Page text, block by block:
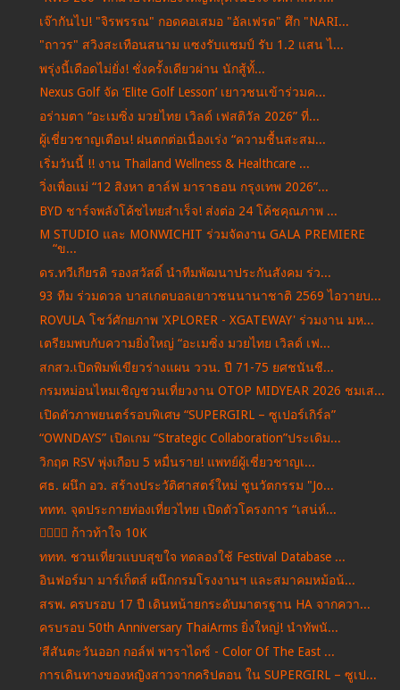
เจ๊ากันไป! "จิรพรรณ" กอดคอเสมอ "อัลเฟรด" ศึก "NARI...
"ถาวร" สวิงสะเทือนสนาม แซงรับแชมป์ รับ 1.2 แสน ไ...
พรุ่งนี้เดือดไม่ยั่ง! ชั่งครั้งเดียวผ่าน นักสู้ทั้...
Nexus Golf จัด ‘Elite Golf Lesson’ เยาวชนเข้าร่วมค...
อร่ามตา “อะเมซิ่ง มวยไทย เวิลด์ เฟสติวัล 2026” ที่...
ผู้เชี่ยวชาญเตือน! ฝนตกต่อเนื่องเร่ง “ความชื้นสะสม...
เริ่มวันนี้ !! งาน Thailand Wellness & Healthcare ...
วิ่งเพื่อแม่ “12 สิงหา ฮาล์ฟ มาราธอน กรุงเทพ 2026”...
BYD ชาร์จพลังโค้ชไทยสำเร็จ! ส่งต่อ 24 โค้ชคุณภาพ ...
M STUDIO และ MONWICHIT ร่วมจัดงาน GALA PREMIERE
“ข...
ดร.ทวีเกียรติ รองสวัสดิ์ นำทีมพัฒนาประกันสังคม ร่ว...
93 ทีม ร่วมดวล บาสเกตบอลเยาวชนนานาชาติ 2569 ไอวายบ...
ROVULA โชว์ศักยภาพ 'XPLORER - XGATEWAY' ร่วมงาน มห...
เตรียมพบกับความยิ่งใหญ่ “อะเมซิ่ง มวยไทย เวิลด์ เฟ...
สกสว.เปิดพิมพ์เขียวร่างแผน ววน. ปี 71-75 ยศชนันชี...
กรมหม่อนไหมเชิญชวนเที่ยวงาน OTOP MIDYEAR 2026 ชมเส...
เปิดตัวภาพยนตร์รอบพิเศษ “SUPERGIRL – ซูเปอร์เกิร์ล”
“OWNDAYS” เปิดเกม “Strategic Collaboration”ประเดิม...
วิกฤต RSV พุ่งเกือบ 5 หมื่นราย! แพทย์ผู้เชี่ยวชาญเ...
ศธ. ผนึก อว. สร้างประวัติศาสตร์ใหม่ ชูนวัตกรรม "Jo...
ททท. จุดประกายท่องเที่ยวไทย เปิดตัวโครงการ “เสน่ห์...
🏃‍♂️🏃‍♀️ ก้าวท้าใจ 10K
ททท. ชวนเที่ยวแบบสุขใจ ทดลองใช้ Festival Database ...
อินฟอร์มา มาร์เก็ตส์ ผนึกกรมโรงงานฯ และสมาคมหม้อน้...
สรพ. ครบรอบ 17 ปี เดินหน้ายกระดับมาตรฐาน HA จากควา...
ครบรอบ 50th Anniversary ThaiArms ยิ่งใหญ่! นำทัพนั...
'สีสันตะวันออก กอล์ฟ พาราไดซ์ - Color Of The East ...
การเดินทางของหญิงสาวจากคริปตอน ใน SUPERGIRL – ซูเป...